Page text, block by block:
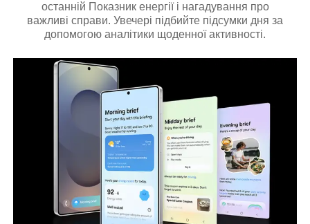
останній Показник енергії і нагадування про
важливі справи. Увечері підбийте підсумки дня за
допомогою аналітики щоденної активності.